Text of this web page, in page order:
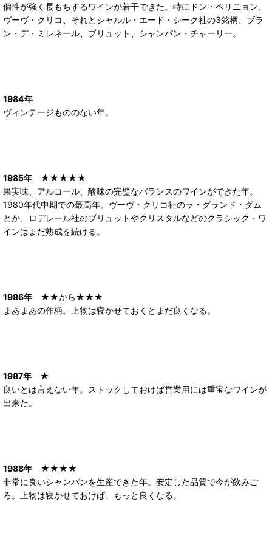
個性が強く長もちするワインが若干できた。特にドン・ペリニョン、
ヴーヴ・クリコ、それとシャルル・エード・シーク社の3銘柄、ブラ
ン・デ・ミレネール、ブリュット、シャンパン・チャーリー。
1984年
ヴィンテージもののない年。
1985年 ★★★★★
果実味、アルコール、酸味の完璧なバランスのワインができた年。
1980年代中期での最高年。ヴーヴ・クリコ社のラ・グランド・ダム
とか、ロデレール社のブリュットやクリスタルなどのクラシック・ワ
インはまだ熟成を続ける。
1986年 ★★から★★★
まあまあの作柄。上物は寝かせておくとまだ良くなる。
1987年 ★
良いとは言えない年。ストックしておけば営業用には重宝なワインが
出来た。
1988年 ★★★★
非常に良いシャンパンを生産できた年。安定した品質で今が飲みご
ろ。上物は寝かせておけば、もっと良くなる。